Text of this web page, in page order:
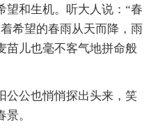
望和生机。听大人说：“春
希望的春雨从天而降，雨
苗儿也毫不客气地拼命般
公公也悄悄探出头来，笑
。